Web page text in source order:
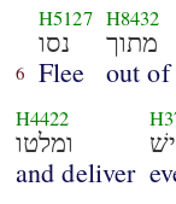
6
H5127
נסו
Flee
H8432
מתוך
out
H4422
ומלטו
and deliver